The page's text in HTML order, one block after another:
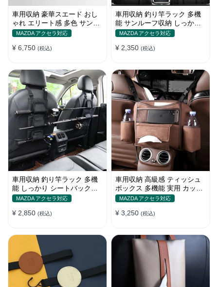
車用収納 豪華スエード おし
ゃれ エリート感 多色 サンバ
イザー シートバック 多用
MAZDA アクセラ対応
¥ 6,750 (税込)
車用収納 釣り竿ラック 多機
能 サンルーフ収納 しっかり
耐久 ネット・ポケット付き
MAZDA アクセラ対応
¥ 2,350 (税込)
車用収納 釣り竿ラック 多機
能 しっかり シートバック用
マジックテープ固定 釣り道具
MAZDA アクセラ対応
¥ 2,850 (税込)
車用収納 高級感 ティッシュ
ボックス 多機能 実用 カップ
ホルダー おしゃれ 収納ポケ
MAZDA アクセラ対応
¥ 3,250 (税込)